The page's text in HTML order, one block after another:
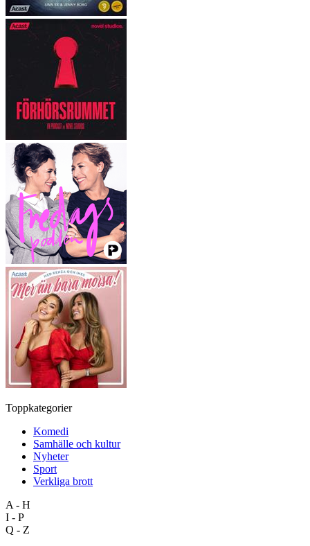
Toppkategorier
Komedi
Samhälle och kultur
Nyheter
Sport
Verkliga brott
A - H
I - P
Q - Z